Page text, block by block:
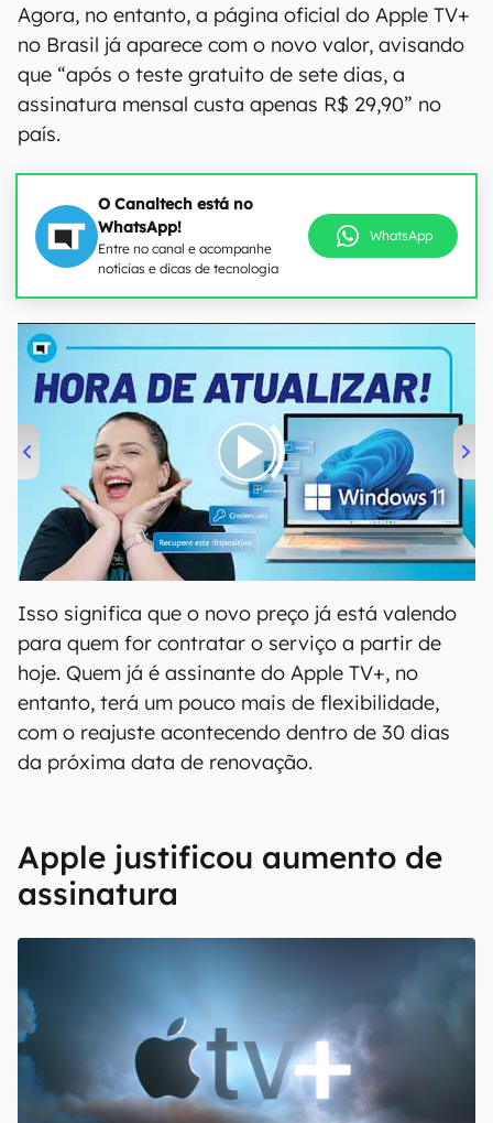
Agora, no entanto, a página oficial do Apple TV+
no Brasil já aparece com o novo valor, avisando
que “após o teste gratuito de sete dias, a
assinatura mensal custa apenas R$ 29,90” no
país.
O Canaltech está no
WhatsApp!
Entre no canal e acompanhe
notícias e dicas de tecnologia
WhatsApp
00:00 04:52
Isso significa que o novo preço já está valendo
para quem for contratar o serviço a partir de
hoje. Quem já é assinante do Apple TV+, no
entanto, terá um pouco mais de flexibilidade,
com o reajuste acontecendo dentro de 30 dias
da próxima data de renovação.
Apple justificou aumento de
assinatura